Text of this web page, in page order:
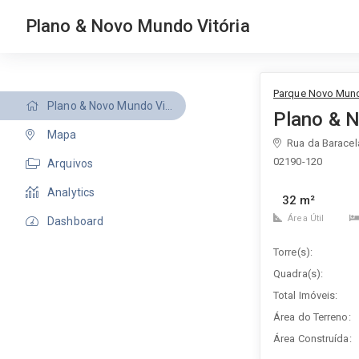
Plano & Novo Mundo Vitória
Plano & Novo Mundo Vitória
Mapa
Arquivos
Analytics
Dashboard
Parque Novo
Plano &
Rua da
02190-120
32 m²
Área Útil
Torre(s):
Quadra(s):
Total Imóveis:
Área do Terreno:
Área Construída: